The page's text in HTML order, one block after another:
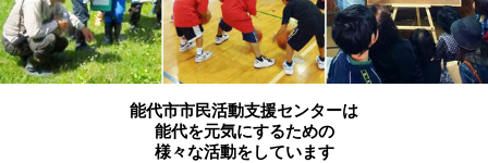
能代市市民活動支援センターは
能代を元気にするための
様々な活動をしています